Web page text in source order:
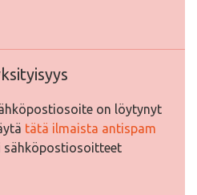
on löytynyt
tätä ilmaista antispam
sähköpostiosoitteet